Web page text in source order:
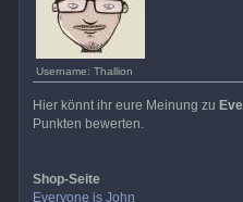
Username: Thallion
Hier könnt ihr eure Meinung zu
Punkten bewerten.
Shop-Seite
Everyone is John